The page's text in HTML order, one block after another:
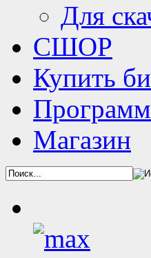
Для
СШОР
Купить
Магазин